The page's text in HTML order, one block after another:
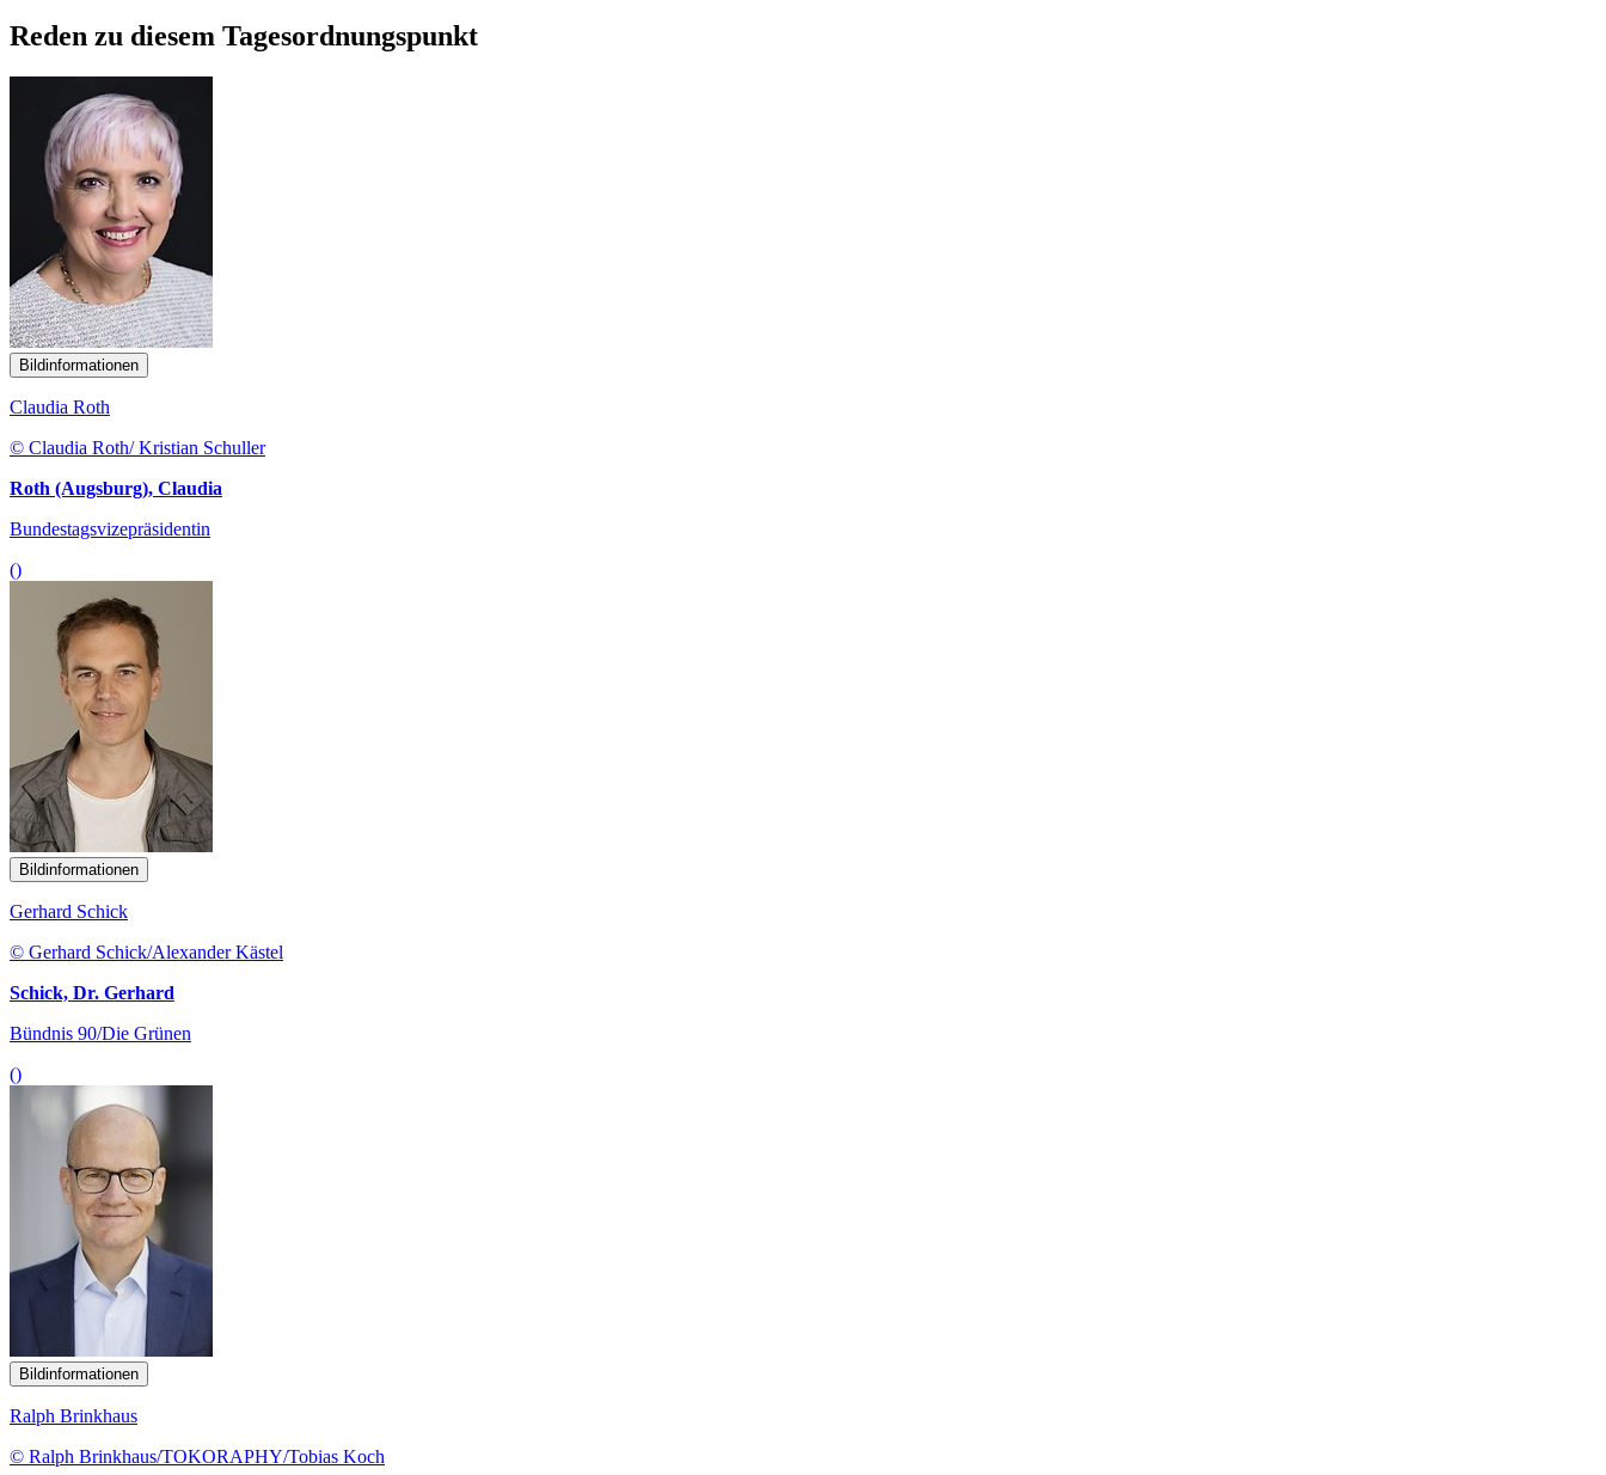
Reden zu diesem Tagesordnungspunkt
Bildinformationen
Claudia Roth
© Claudia Roth/ Kristian Schuller
Roth (Augsburg), Claudia
Bundestagsvizepräsidentin
()
Bildinformationen
Gerhard Schick
© Gerhard Schick/Alexander Kästel
Schick, Dr. Gerhard
Bündnis 90/Die Grünen
()
Bildinformationen
Ralph Brinkhaus
© Ralph Brinkhaus/TOKORAPHY/Tobias Koch